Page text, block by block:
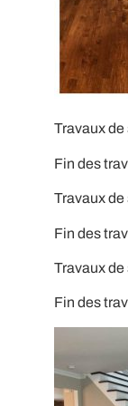
Travaux
Fin des
Travaux
Fin des
Travaux
Fin des